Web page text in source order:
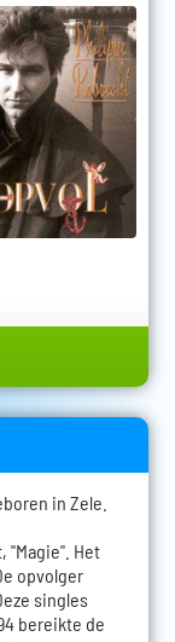
in Zele.
"Magie". Het
opvolger
singles
bereikte de